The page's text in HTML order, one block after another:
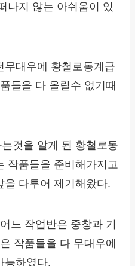
나지 않는 아쉬움이 있
무대우에 황철로동계급
들을 다 올릴수 없기때
것을 알게 된 황철로동
작품들을 준비해가지고
을 다투어 제기해왔다.
느 작업반은 중창과 기
작품들을 다 무대우에
능하였다.